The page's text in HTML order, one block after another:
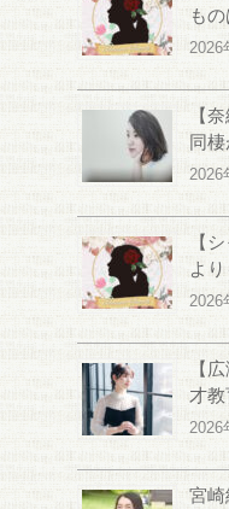
も
2026
【
同
2026
【
よ
2026
【
才
2026
宮